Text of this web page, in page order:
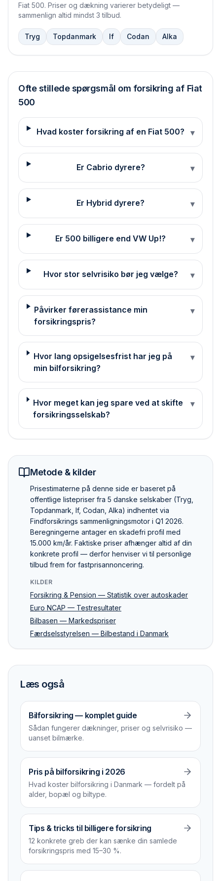
Fiat 500. Priser og dækning varierer betydeligt —
sammenlign altid mindst 3 tilbud.
Tryg Topdanmark If Codan Alka
Ofte stillede spørgsmål om forsikring af Fiat
500
Hvad koster forsikring af en Fiat 500? ▾
Er Cabrio dyrere? ▾
Er Hybrid dyrere? ▾
Er 500 billigere end VW Up!? ▾
Hvor stor selvrisiko bør jeg vælge? ▾
Påvirker førerassistance min
forsikringspris?
▾
Hvor lang opsigelsesfrist har jeg på
min bilforsikring?
▾
Hvor meget kan jeg spare ved at skifte
forsikringsselskab?
▾
Metode & kilder
Pris­estimaterne på denne side er baseret på
offentlige listepriser fra 5 danske selskaber (Tryg,
Topdanmark, If, Codan, Alka) indhentet via
Findforsikrings sammenlignings­motor i Q1 2026.
Beregningerne antager en skadefri profil med
15.000 km/år. Faktiske priser afhænger altid af din
konkrete profil — derfor henviser vi til personlige
tilbud frem for fastpris­annoncering.
KILDER
Forsikring & Pension — Statistik over autoskader
Euro NCAP — Testresultater
Bilbasen — Markedspriser
Færdselsstyrelsen — Bilbestand i Danmark
Læs også
Bilforsikring — komplet guide
Sådan fungerer dækninger, priser og selvrisiko —
uanset bilmærke.
Pris på bilforsikring i 2026
Hvad koster bilforsikring i Danmark — fordelt på
alder, bopæl og biltype.
Tips & tricks til billigere forsikring
12 konkrete greb der kan sænke din samlede
forsikrings­pris med 15–30 %.